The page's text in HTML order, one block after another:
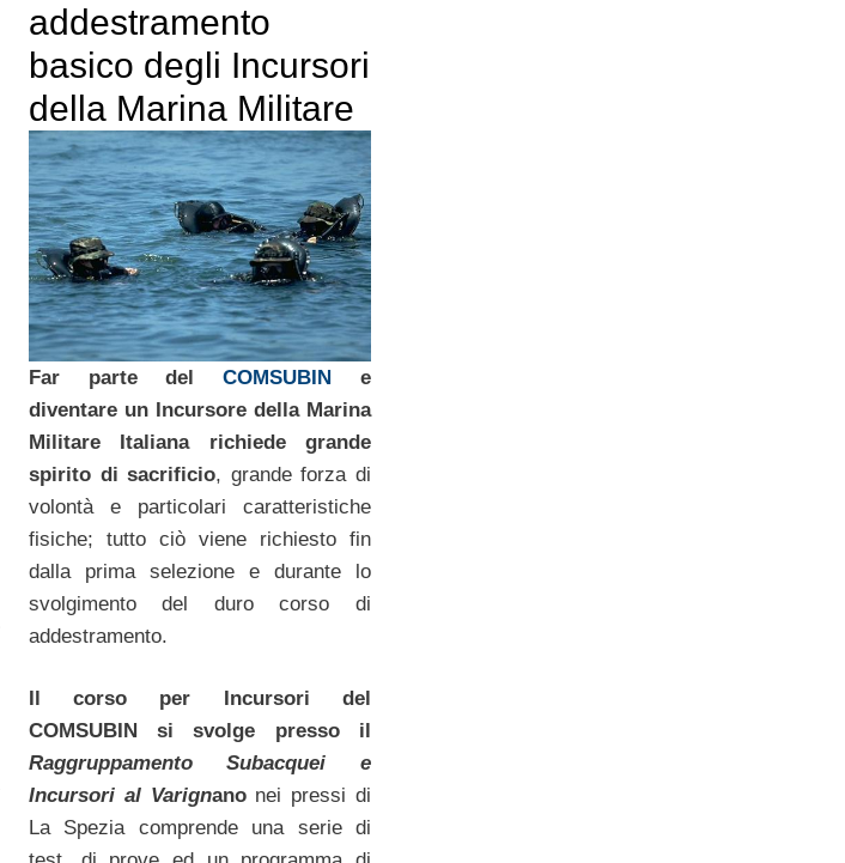
addestramento
basico degli Incursori
della Marina Militare
Far parte delCOMSUBIN e
diventare un Incursore della Marina
Militare Italiana richiede grande
spirito di sacrificio, grande forza di
volontà e particolari caratteristiche
fisiche; tutto ciò viene richiesto fin
dalla prima selezione e durante lo
svolgimento del duro corso di
addestramento.
Il corso per Incursori del
COMSUBIN si svolge presso il
Raggruppamento Subacquei e
Incursori al Varignanonei pressi di
La Spezia comprende una serie di